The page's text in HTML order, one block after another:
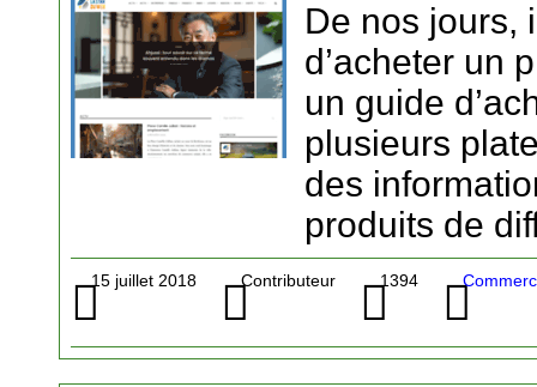
De nos jours,
d’acheter un
un guide
plusieurs
des
produits de
15 juillet 2018 Contributeur 1394